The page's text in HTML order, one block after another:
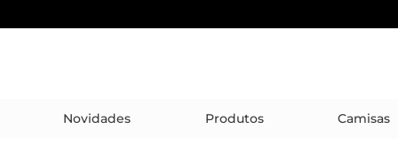
Novidades Produtos Camisas